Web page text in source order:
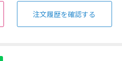
注文履歴を確認する